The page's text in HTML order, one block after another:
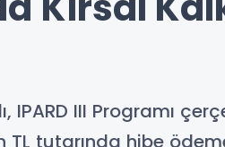
IPARD III Programı
tutarında hibe